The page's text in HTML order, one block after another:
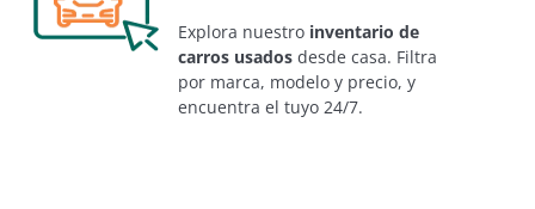
Explora nuestro inventario de
carros usados desde casa. Filtra
por marca, modelo y precio, y
encuentra el tuyo 24/7.